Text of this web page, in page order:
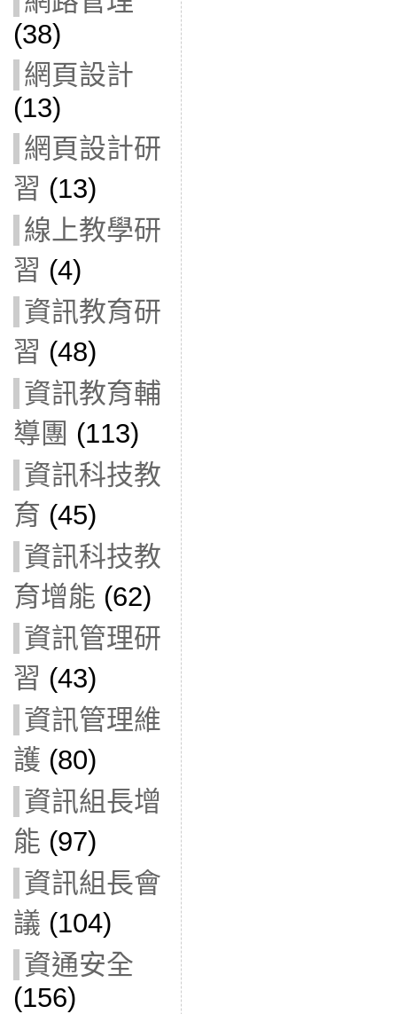
(38)
網頁設計
(13)
網頁設計研
習 (13)
線上教學研
習 (4)
資訊教育研
習 (48)
資訊教育輔
導團 (113)
資訊科技教
育 (45)
資訊科技教
育增能 (62)
資訊管理研
習 (43)
資訊管理維
護 (80)
資訊組長增
能 (97)
資訊組長會
議 (104)
資通安全
(156)